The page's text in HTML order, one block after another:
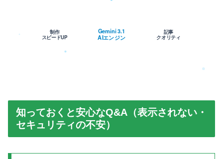
Gemini 3.1
AIエンジン
制作
スピードUP
記事
クオリティ
知っておくと安心なQ&A（表示されない・
セキュリティの不安）